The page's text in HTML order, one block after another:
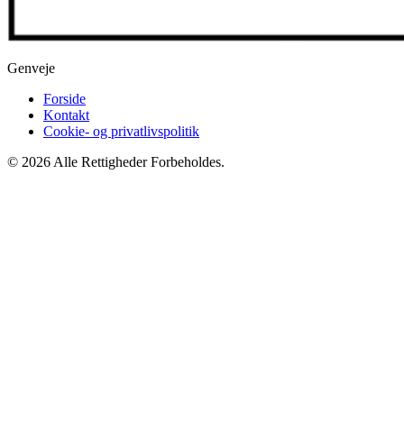
Genveje
Forside
Kontakt
Cookie- og privatlivspolitik
© 2026 Alle Rettigheder Forbeholdes.